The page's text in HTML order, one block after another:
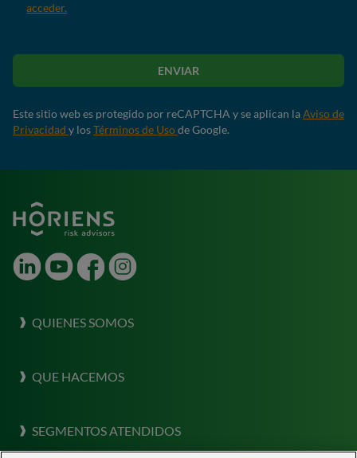
acceder.
ENVIAR
Este sitio web es protegido por reCAPTCHA y se aplican laAviso de
Privacidad y losTérminos de Usode Google.
LinkedInYoutubeFacebookInstagram
QUIENES SOMOS
Nuestra Cultura
Risk Labs
QUE HACEMOS
Gestión Integrada de Riesgos
SEGMENTOS ATENDIDOS